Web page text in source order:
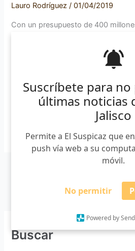
Suscríbete para
últimas noticias
Jalisco
Permite a El Suspicaz que
push vía web a su
móvil.
No permitir
Powered by
Lauro Rodríguez/01/04/2019
Con un presupuesto de 400
que es la que conecta a Ciudad
mínimo contable de […]
Buscar